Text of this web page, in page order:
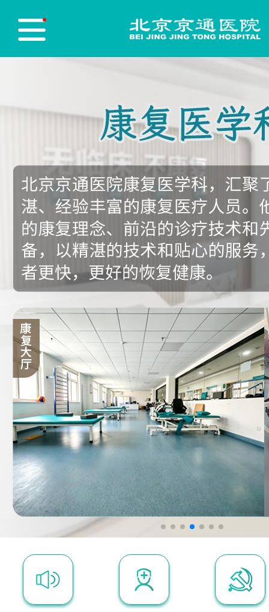
医院首页 Hospital Home
医院新闻 Hospital News
医师团队 Physician Team
志愿服务 Red blood cell
党员先锋 Party Building
医保政策 Medical insurance policy
来院路线 Hospital Route
预约挂号 Appointment Registration
电话挂号